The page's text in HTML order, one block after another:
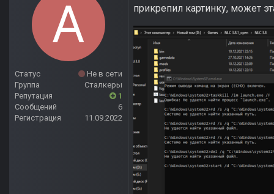
Статус
Не в сети
Группа
Сталкеры
Репутация
1
Сообщений
6
Регистрация
11.09.2022
прикрепил картинку, может